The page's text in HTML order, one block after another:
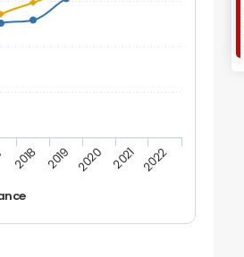
2018 2019 2020 2021 2022